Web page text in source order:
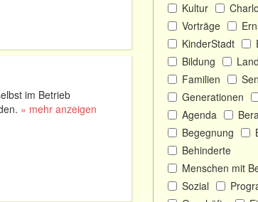
im Betrieb
» mehr anzeigen
Kultur
Vorträge
KinderStadt
Bildung
Familien
Generationen
Agenda
Begegnung
Behinderte
Menschen mit
Sozial